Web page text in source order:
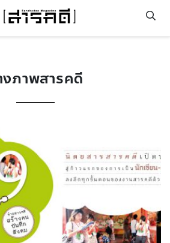
งภาพสารคดี